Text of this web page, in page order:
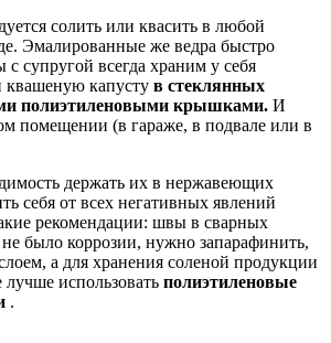
солить или квасить в любой
Эмалированные же ведра быстро
супругой всегда храним у себя
квашеную капусту в стеклянных
полиэтиленовыми крышками. И
помещении (в гараже, в подвале или в
держать их в нержавеющих
себя от всех негативных явлений
рекомендации: швы в сварных
было коррозии, нужно запарафинить,
а для хранения соленой продукции
использовать полиэтиленовые
.